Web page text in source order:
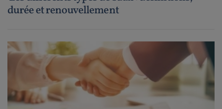
durée et renouvellement